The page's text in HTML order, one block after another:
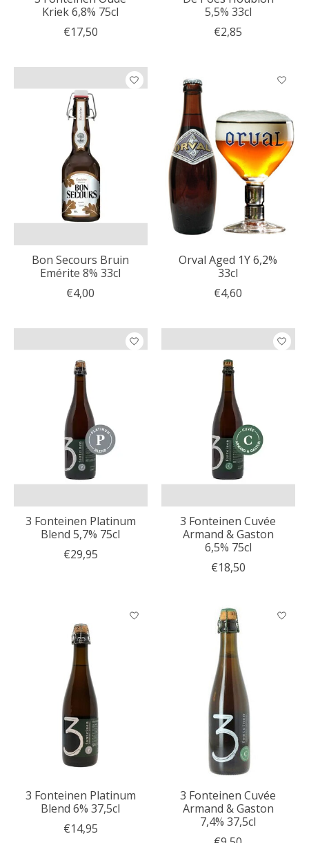
Kriek 6,8% 75cl
€17,50
5,5% 33cl
€2,85
Bon Secours Bruin
Emérite 8% 33cl
€4,00
Orval Aged 1Y 6,2%
33cl
€4,60
3 Fonteinen Platinum
Blend 5,7% 75cl
€29,95
3 Fonteinen Cuvée
Armand & Gaston
6,5% 75cl
€18,50
3 Fonteinen Platinum
Blend 6% 37,5cl
€14,95
3 Fonteinen Cuvée
Armand & Gaston
7,4% 37,5cl